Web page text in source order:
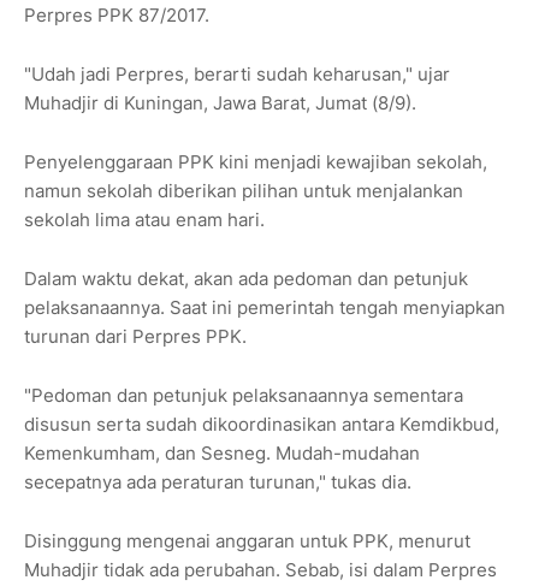
Perpres PPK 87/2017.
"Udah jadi Perpres, berarti sudah keharusan," ujar
Muhadjir di Kuningan, Jawa Barat, Jumat (8/9).
Penyelenggaraan PPK kini menjadi kewajiban sekolah,
namun sekolah diberikan pilihan untuk menjalankan
sekolah lima atau enam hari.
Dalam waktu dekat, akan ada pedoman dan petunjuk
pelaksanaannya. Saat ini pemerintah tengah menyiapkan
turunan dari Perpres PPK.
"Pedoman dan petunjuk pelaksanaannya sementara
disusun serta sudah dikoordinasikan antara Kemdikbud,
Kemenkumham, dan Sesneg. Mudah-mudahan
secepatnya ada peraturan turunan," tukas dia.
Disinggung mengenai anggaran untuk PPK, menurut
Muhadjir tidak ada perubahan. Sebab, isi dalam Perpres